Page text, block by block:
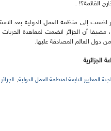
القائمة؟! .
اضمت إلى منظمة العمل الدولية بعد
دول العالم المصادقة عليها.
الجزائرية
لجنة المعايير التابعة لمنظمة العمل الدولية, الجزائر